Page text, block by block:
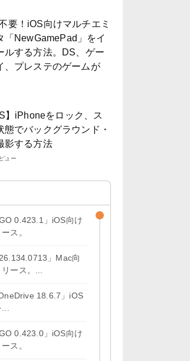
要！iOS向けマルチエミ
「NewGamePad」をイ
ルする方法。DS、ゲー
、プレステのゲームが
】iPhoneをロック、ス
態でバックグラウンド・
影する方法
ュー
0.423.1」iOS向け
ス。
」Mac向
ース。...
18.6.7」iOS
...
0.423.0」iOS向け
ス。